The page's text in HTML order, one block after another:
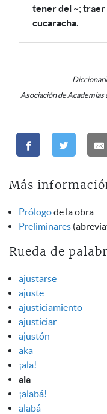
tener del ~; traer
cucaracha.
Asociación de Academias
Más
Prólogode la obra
Preliminares
Rueda de
ajustarse
ajuste
ajusticiamiento
ajusticiar
ajustón
aka
¡ala!
ala
¡alabá!
alabá